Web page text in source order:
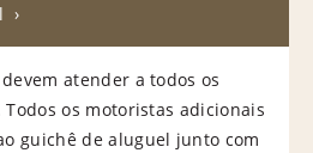
atender a todos os
os motoristas adicionais
guichê de aluguel junto com